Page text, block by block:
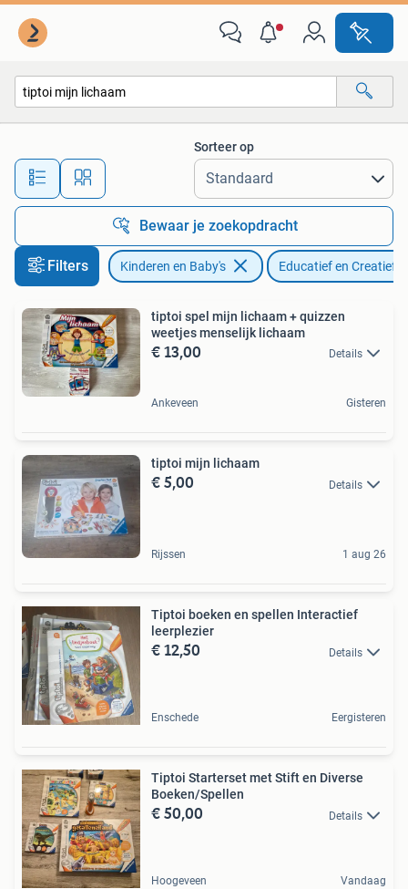
Alle afstanden…
Sorteer op
Bewaar je zoekopdracht
Filters Kinderen en Baby's Educatief en Creatief
tiptoi spel mijn lichaam + quizzen
weetjes menselijk lichaam
€ 13,00 Details
Ankeveen Gisteren
tiptoi mijn lichaam
€ 5,00 Details
Rijssen 1 aug 26
Tiptoi boeken en spellen Interactief
leerplezier
€ 12,50 Details
Enschede Eergisteren
Tiptoi Starterset met Stift en Diverse
Boeken/Spellen
€ 50,00 Details
Hoogeveen Vandaag